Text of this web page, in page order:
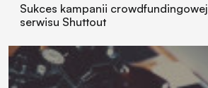
Sukces kampanii crowdfundingowej
serwisu Shuttout